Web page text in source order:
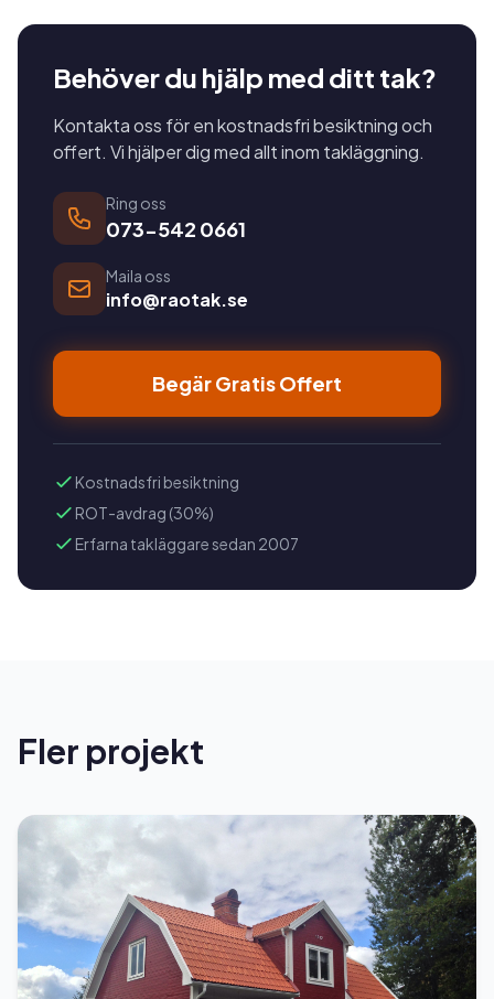
Behöver du hjälp med ditt tak?
Kontakta oss för en kostnadsfri besiktning och
offert. Vi hjälper dig med allt inom takläggning.
Ring oss
073-542 0661
Maila oss
info@raotak.se
Begär Gratis Offert
Kostnadsfri besiktning
ROT-avdrag (30%)
Erfarna takläggare sedan 2007
Fler projekt